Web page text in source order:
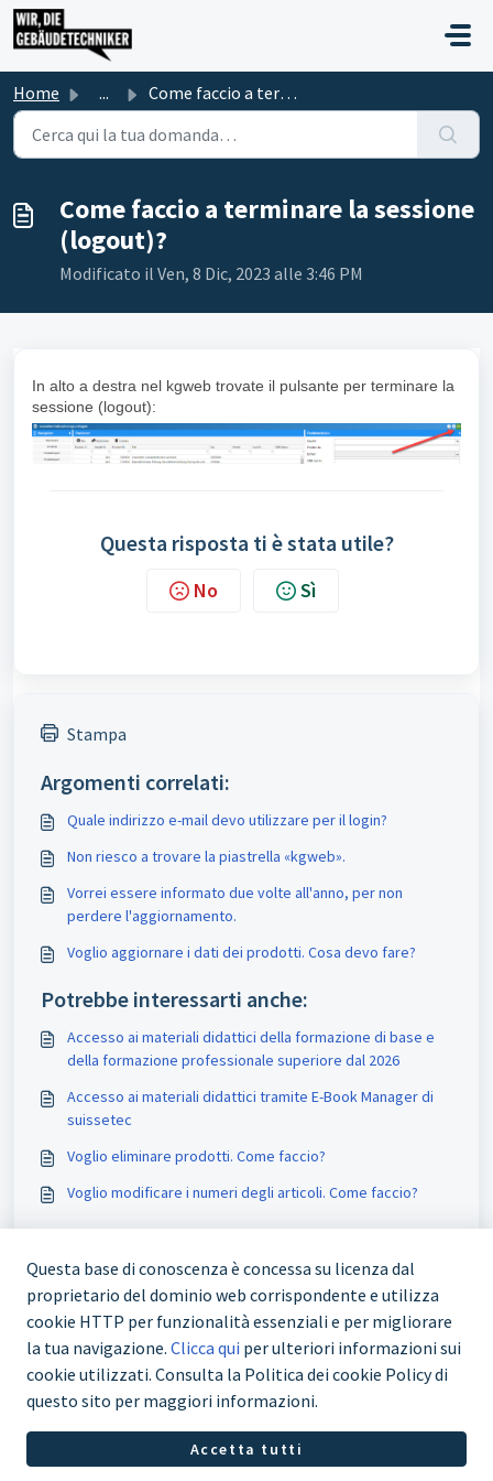
Salta al contenuto principale
Home ... Come faccio a terminare la sessione (logout)?
Come faccio a terminare la sessione
(logout)?
Modificato il Ven, 8 Dic, 2023 alle 3:46 PM
In alto a destra nel kgweb trovate il pulsante per terminare la
sessione (logout):
Questa risposta ti è stata utile?
No Sì
Stampa
Argomenti correlati:
Quale indirizzo e-mail devo utilizzare per il login?
Non riesco a trovare la piastrella «kgweb».
Vorrei essere informato due volte all'anno, per non
perdere l'aggiornamento.
Voglio aggiornare i dati dei prodotti. Cosa devo fare?
Potrebbe interessarti anche:
Accesso ai materiali didattici della formazione di base e
della formazione professionale superiore dal 2026
Accesso ai materiali didattici tramite E-Book Manager di
suissetec
Voglio eliminare prodotti. Come faccio?
Voglio modificare i numeri degli articoli. Come faccio?
+41 43 244 73 00
Questa base di conoscenza è concessa su licenza dal
proprietario del dominio web corrispondente e utilizza
cookie HTTP per funzionalità essenziali e per migliorare
la tua navigazione. Clicca qui per ulteriori informazioni sui
cookie utilizzati. Consulta la Politica dei cookie Policy di
questo sito per maggiori informazioni.
Accetta tutti